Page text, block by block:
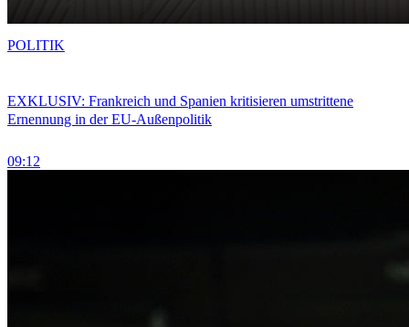
EXKLUSIV: Frankreich und Spanien kritisieren umstrittene
Ernennung in der EU-Außenpolitik
09:12
POLITIK